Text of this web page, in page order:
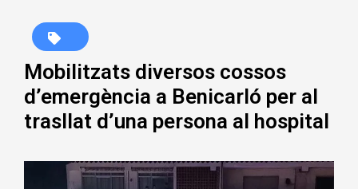
Mobilitzats diversos cossos
d’emergència a Benicarló per al
trasllat d’una persona al hospital